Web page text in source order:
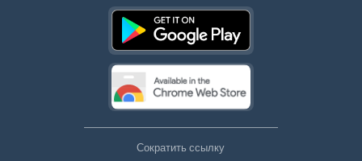
Сократить ссылку